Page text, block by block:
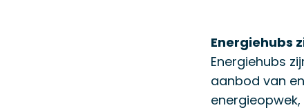
Energiehubs
Energiehubs
aanbod van